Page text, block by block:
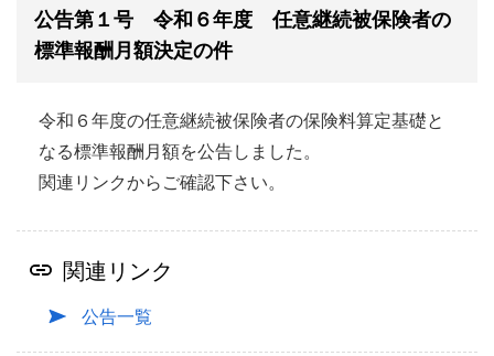
公告第１号 令和６年度 任意継続被保険者の
標準報酬月額決定の件
令和６年度の任意継続被保険者の保険料算定基礎と
なる標準報酬月額を公告しました。
関連リンクからご確認下さい。
関連リンク
公告一覧